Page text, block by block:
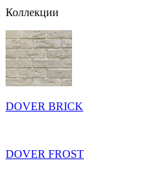
Коллекции
DOVER BRICK
DOVER FROST